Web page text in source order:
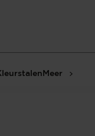
Meer